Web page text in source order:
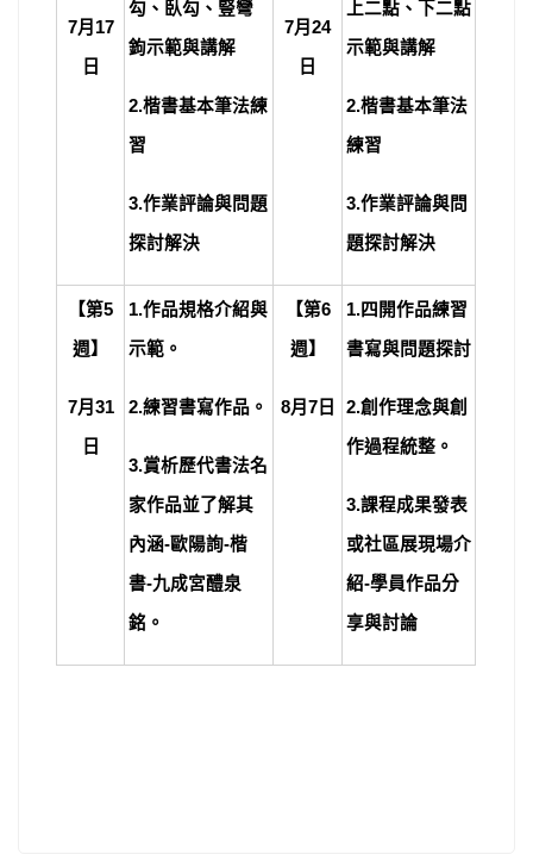
7月17
日
勾、臥勾、豎彎
鉤示範與講解
2.楷書基本筆法練
習
3.作業評論與問題
探討解決
7月24
日
上二點、下二點
示範與講解
2.楷書基本筆法
練習
3.作業評論與問
題探討解決
【第5
週】
7月31
日
1.作品規格介紹與
示範。
2.練習書寫作品。
3.賞析歷代書法名
家作品並了解其
內涵-歐陽詢-楷
書-九成宮醴泉
銘。
【第6
週】
8月7日
1.四開作品練習
書寫與問題探討
2.創作理念與創
作過程統整。
3.課程成果發表
或社區展現場介
紹-學員作品分
享與討論